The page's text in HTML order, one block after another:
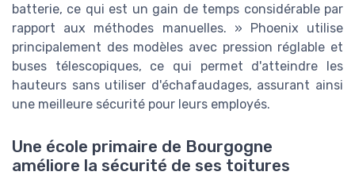
batterie, ce qui est un gain de temps considérable par
rapport aux méthodes manuelles. » Phoenix utilise
principalement des modèles avec pression réglable et
buses télescopiques, ce qui permet d'atteindre les
hauteurs sans utiliser d'échafaudages, assurant ainsi
une meilleure sécurité pour leurs employés.
Une école primaire de Bourgogne
améliore la sécurité de ses toitures